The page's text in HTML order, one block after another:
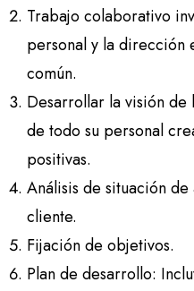
Trabajo colaborativo
personal y la dirección
común.
Desarrollar la visión
de todo su personal
positivas.
Análisis de situación
cliente.
Fijación de objetivos.
Plan de desarrollo: